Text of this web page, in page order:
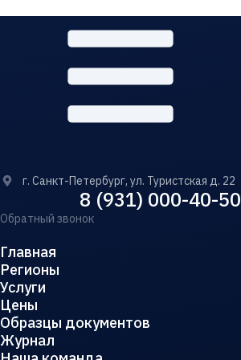
г. Санкт-Петербург, ул. Туристская д. 22
8 (931) 000-40-50
Обратный звонок
Главная
Регионы
Услуги
Цены
Образцы документов
Журнал